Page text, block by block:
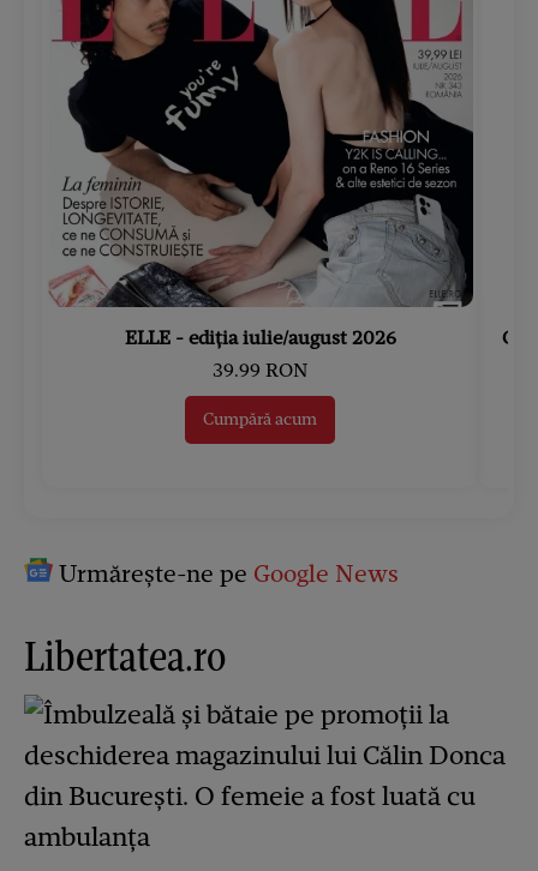
ELLE - ediția iulie/august 2026
39.99 RON
Cumpără acum
Urmărește-ne pe Google News
Libertatea.ro